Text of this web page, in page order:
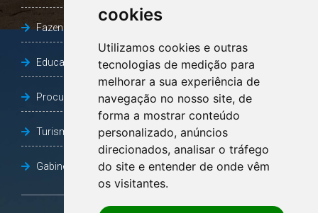
cookies
Utilizamos cookies e outras
tecnologias de medição para
melhorar a sua experiência de
navegação no nosso site, de
forma a mostrar conteúdo
personalizado, anúncios
direcionados, analisar o tráfego
do site e entender de onde vêm
os visitantes.
Fazenda e Desenvolvimento Econômico
Educação
Procuradoria Geral do Município
Turismo, Desporto e Cultura
Gabinete Vice-Prefeito